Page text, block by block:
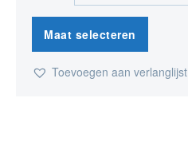
Maat selecteren
Toevoegen aan verlanglijst